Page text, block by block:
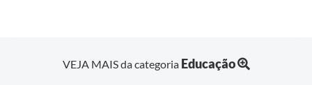
VEJA MAIS da categoria Educação